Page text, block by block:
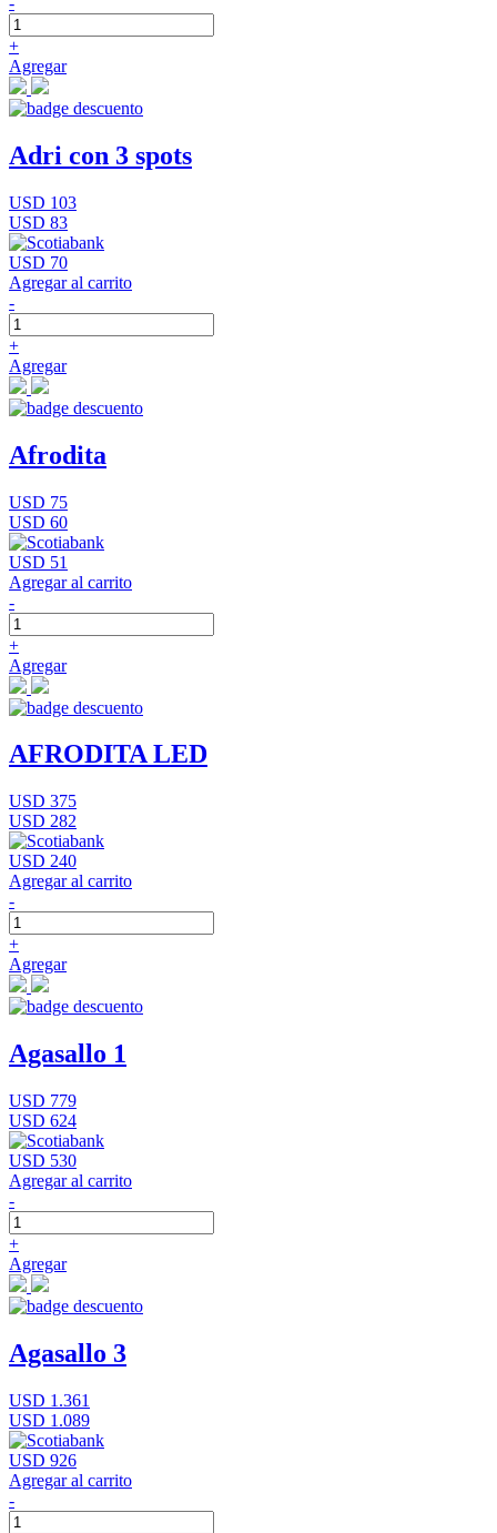
+
Agregar
Adri con 3 spots
USD 103
USD 83
USD 70
Agregar al carrito
-
+
Agregar
Afrodita
USD 75
USD 60
USD 51
Agregar al carrito
-
+
Agregar
AFRODITA LED
USD 375
USD 282
USD 240
Agregar al carrito
-
+
Agregar
Agasallo 1
USD 779
USD 624
USD 530
Agregar al carrito
-
+
Agregar
Agasallo 3
USD 1.361
USD 1.089
USD 926
Agregar al carrito
-